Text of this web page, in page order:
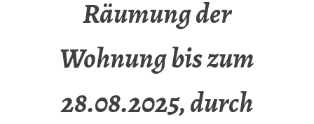
Räumung der
Wohnung bis zum
28.08.2025, durch